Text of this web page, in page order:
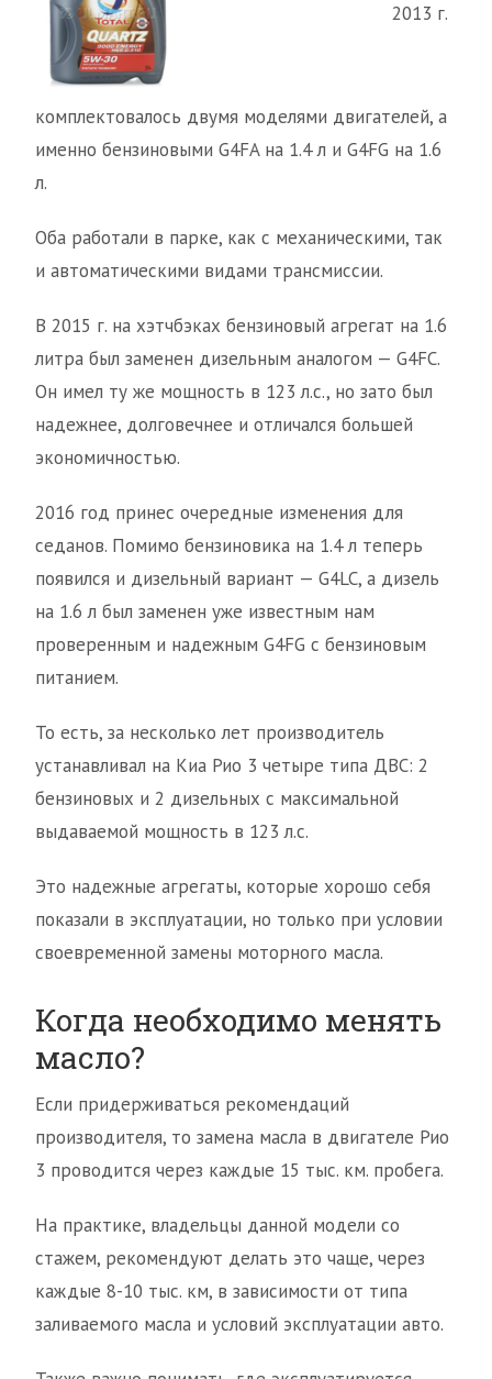
2013 г.
комплектовалось двумя моделями двигателей, а
именно бензиновыми G4FA на 1.4 л и G4FG на 1.6
л.
Оба работали в парке, как с механическими, так
и автоматическими видами трансмиссии.
В 2015 г. на хэтчбэках бензиновый агрегат на 1.6
литра был заменен дизельным аналогом — G4FC.
Он имел ту же мощность в 123 л.с., но зато был
надежнее, долговечнее и отличался большей
экономичностью.
2016 год принес очередные изменения для
седанов. Помимо бензиновика на 1.4 л теперь
появился и дизельный вариант — G4LC, а дизель
на 1.6 л был заменен уже известным нам
проверенным и надежным G4FG с бензиновым
питанием.
То есть, за несколько лет производитель
устанавливал на Киа Рио 3 четыре типа ДВС: 2
бензиновых и 2 дизельных с максимальной
выдаваемой мощность в 123 л.с.
Это надежные агрегаты, которые хорошо себя
показали в эксплуатации, но только при условии
своевременной замены моторного масла.
Когда необходимо менять
масло?
Если придерживаться рекомендаций
производителя, то замена масла в двигателе Рио
3 проводится через каждые 15 тыс. км. пробега.
На практике, владельцы данной модели со
стажем, рекомендуют делать это чаще, через
каждые 8-10 тыс. км, в зависимости от типа
заливаемого масла и условий эксплуатации авто.